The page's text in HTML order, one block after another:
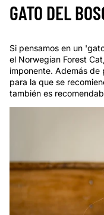
GATO DEL
Si pensamos en un
el Norwegian Forest
imponente. Además de
para la que se
también es